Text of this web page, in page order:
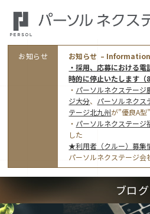
オフィス案内・アクセス
アクセストップ
東京オフィス
事業モデルと仕事内容
ワークスタイル
お知らせ
お知らせ –
・採用、応募における
時的に停止いたします（8
・ パーソルネクステージ
ジ大分、 パーソルネクス
テージ北九州が”優良A型
・ パーソルネクステージ
した
★利用者（クルー）募集
パーソルネクステージ会
ブログ